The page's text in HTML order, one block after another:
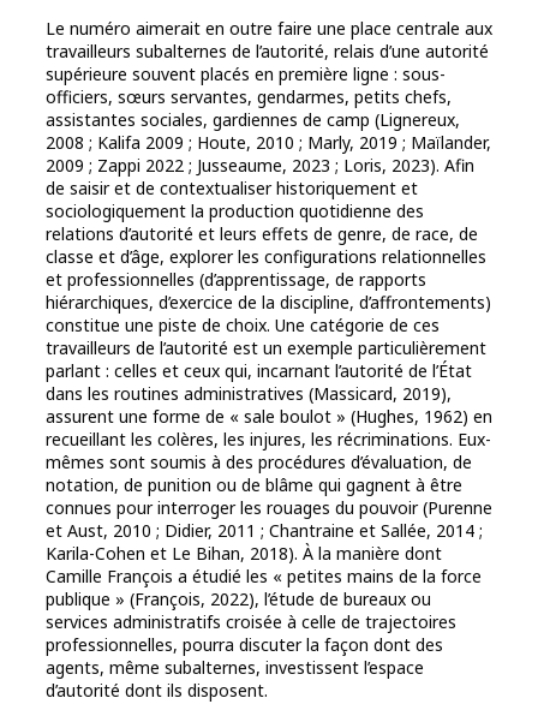
Le numéro aimerait en outre faire une place centrale aux
travailleurs subalternes de l’autorité, relais d’une autorité
supérieure souvent placés en première ligne : sous-
officiers, sœurs servantes, gendarmes, petits chefs,
assistantes sociales, gardiennes de camp (Lignereux,
2008 ; Kalifa 2009 ; Houte, 2010 ; Marly, 2019 ; Maïlander,
2009 ; Zappi 2022 ; Jusseaume, 2023 ; Loris, 2023). Afin
de saisir et de contextualiser historiquement et
sociologiquement la production quotidienne des
relations d’autorité et leurs effets de genre, de race, de
classe et d’âge, explorer les configurations relationnelles
et professionnelles (d’apprentissage, de rapports
hiérarchiques, d’exercice de la discipline, d’affrontements)
constitue une piste de choix. Une catégorie de ces
travailleurs de l’autorité est un exemple particulièrement
parlant : celles et ceux qui, incarnant l’autorité de l’État
dans les routines administratives (Massicard, 2019),
assurent une forme de « sale boulot » (Hughes, 1962) en
recueillant les colères, les injures, les récriminations. Eux-
mêmes sont soumis à des procédures d’évaluation, de
notation, de punition ou de blâme qui gagnent à être
connues pour interroger les rouages du pouvoir (Purenne
et Aust, 2010 ; Didier, 2011 ; Chantraine et Sallée, 2014 ;
Karila-Cohen et Le Bihan, 2018). À la manière dont
Camille François a étudié les « petites mains de la force
publique » (François, 2022), l’étude de bureaux ou
services administratifs croisée à celle de trajectoires
professionnelles, pourra discuter la façon dont des
agents, même subalternes, investissent l’espace
d’autorité dont ils disposent.